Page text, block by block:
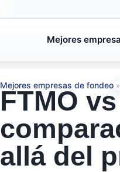
Mejores
Mejores empresas de fondeo »
FTMO
allá del